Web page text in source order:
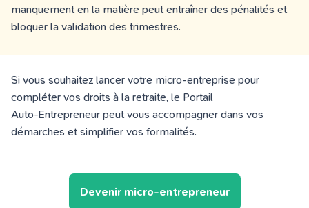
manquement en la matière peut entraîner des pénalités et
bloquer la validation des trimestres.
Si vous souhaitez lancer votre micro‑entreprise pour
compléter vos droits à la retraite, le Portail
Auto‑Entrepreneur peut vous accompagner dans vos
démarches et simplifier vos formalités.
Devenir micro-entrepreneur